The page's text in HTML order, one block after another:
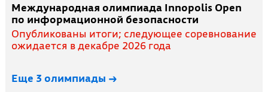
Международная олимпиада Innopolis Open
по информационной безопасности
Опубликованы итоги; следующее соревнование
ожидается в декабре 2026 года
Еще 3 олимпиады →